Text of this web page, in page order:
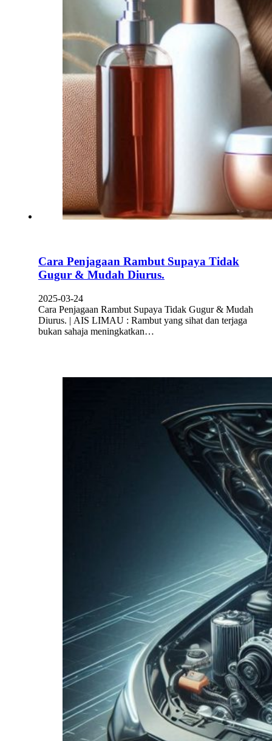
Cara Penjagaan Rambut Supaya Tidak
Gugur & Mudah Diurus.
2025-03-24
Cara Penjagaan Rambut Supaya Tidak Gugur & Mudah
Diurus. | AIS LIMAU : Rambut yang sihat dan terjaga
bukan sahaja meningkatkan…